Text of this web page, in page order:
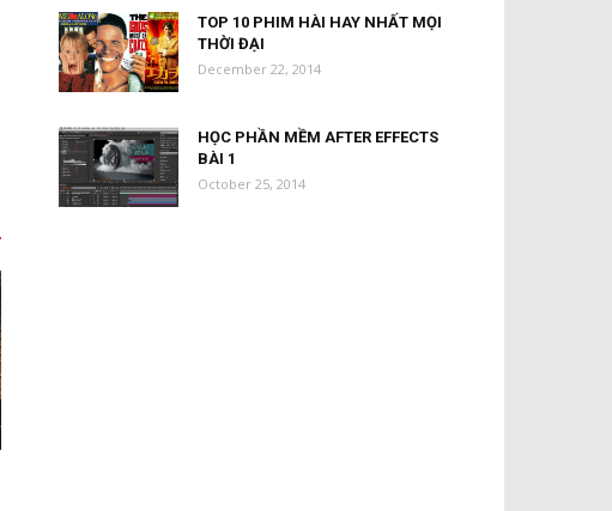
TOP 10 PHIM HÀI HAY NHẤT MỌI
THỜI ĐẠI
December 22, 2014
HỌC PHẦN MỀM AFTER EFFECTS
BÀI 1
October 25, 2014